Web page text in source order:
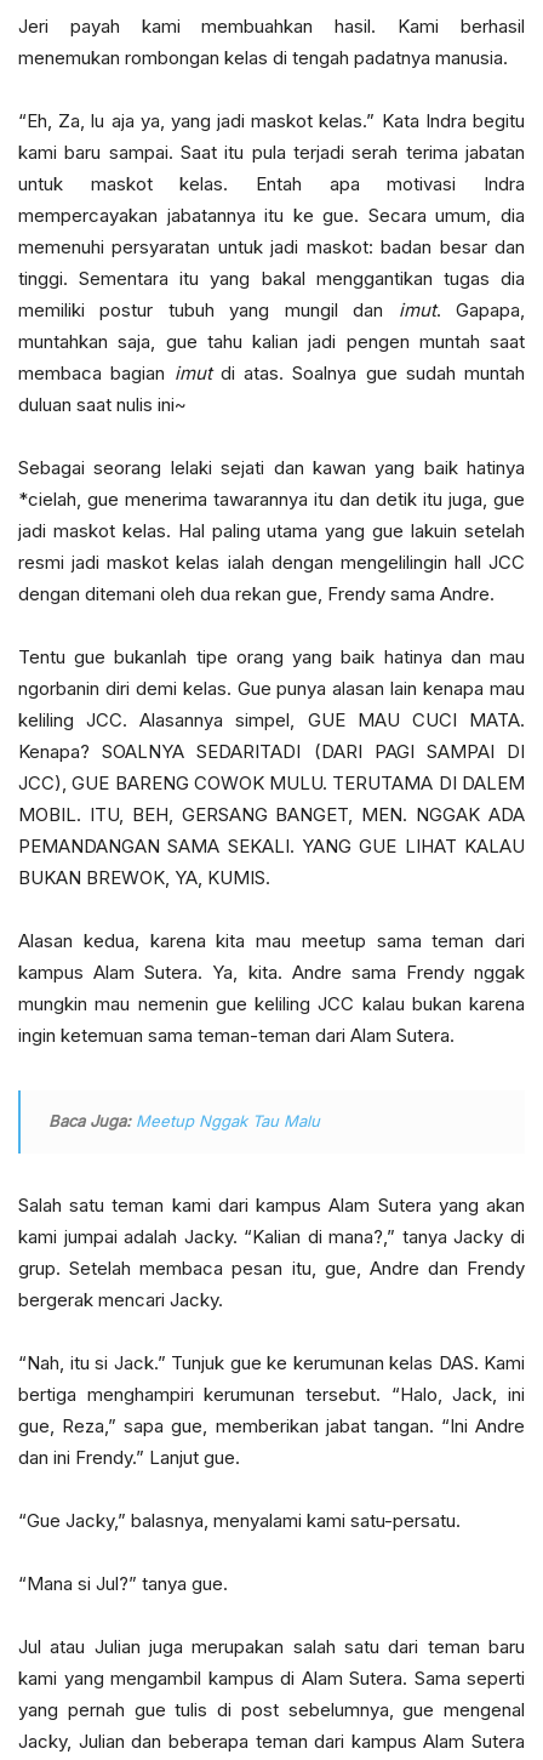
Jeri payah kami membuahkan hasil. Kami berhasil
menemukan rombongan kelas di tengah padatnya manusia.
“Eh, Za, lu aja ya, yang jadi maskot kelas.” Kata Indra begitu
kami baru sampai. Saat itu pula terjadi serah terima jabatan
untuk maskot kelas. Entah apa motivasi Indra
mempercayakan jabatannya itu ke gue. Secara umum, dia
memenuhi persyaratan untuk jadi maskot: badan besar dan
tinggi. Sementara itu yang bakal menggantikan tugas dia
memiliki postur tubuh yang mungil dan imut. Gapapa,
muntahkan saja, gue tahu kalian jadi pengen muntah saat
membaca bagian imutdi atas. Soalnya gue sudah muntah
duluan saat nulis ini~
Sebagai seorang lelaki sejati dan kawan yang baik hatinya
*cielah, gue menerima tawarannya itu dan detik itu juga, gue
jadi maskot kelas. Hal paling utama yang gue lakuin setelah
resmi jadi maskot kelas ialah dengan mengelilingin hall JCC
dengan ditemani oleh dua rekan gue, Frendy sama Andre.
Tentu gue bukanlah tipe orang yang baik hatinya dan mau
ngorbanin diri demi kelas. Gue punya alasan lain kenapa mau
keliling JCC. Alasannya simpel, GUE MAU CUCI MATA.
Kenapa? SOALNYA SEDARITADI (DARI PAGI SAMPAI DI
JCC), GUE BARENG COWOK MULU. TERUTAMA DI DALEM
MOBIL. ITU, BEH, GERSANG BANGET, MEN. NGGAK ADA
PEMANDANGAN SAMA SEKALI. YANG GUE LIHAT KALAU
BUKAN BREWOK, YA, KUMIS.
Alasan kedua, karena kita mau meetup sama teman dari
kampus Alam Sutera. Ya, kita. Andre sama Frendy nggak
mungkin mau nemenin gue keliling JCC kalau bukan karena
ingin ketemuan sama teman-teman dari Alam Sutera.
Baca Juga: Meetup Nggak Tau Malu
Salah satu teman kami dari kampus Alam Sutera yang akan
kami jumpai adalah Jacky. “Kalian di mana?,” tanya Jacky di
grup. Setelah membaca pesan itu, gue, Andre dan Frendy
bergerak mencari Jacky.
“Nah, itu si Jack.” Tunjuk gue ke kerumunan kelas DAS. Kami
bertiga menghampiri kerumunan tersebut. “Halo, Jack, ini
gue, Reza,” sapa gue, memberikan jabat tangan. “Ini Andre
dan ini Frendy.” Lanjut gue.
“Gue Jacky,” balasnya, menyalami kami satu-persatu.
“Mana si Jul?” tanya gue.
Jul atau Julian juga merupakan salah satu dari teman baru
kami yang mengambil kampus di Alam Sutera. Sama seperti
yang pernah gue tulis di post sebelumnya, gue mengenal
Jacky, Julian dan beberapa teman dari kampus Alam Sutera